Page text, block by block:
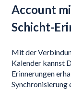
Account
Schicht-
Mit der
Kalender kannst
Erinnerungen
Synchronisierung